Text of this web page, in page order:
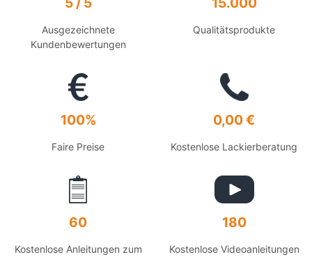
Ausgezeichnete
Kundenbewertungen
Qualitätsprodukte
100%
Faire Preise
0,00 €
Kostenlose Lackierberatung
60
Kostenlose Anleitungen zum
180
Kostenlose Videoanleitungen